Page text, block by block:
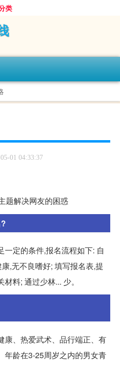
类
01 04:33:37
题解决网友的困惑
一定的条件,报名流程如下: 自
,无不良嗜好; 填写报名表,提
料; 通过少林... 少。
康、热爱武术、品行端正、有
年龄在3-25周岁之内的男女青